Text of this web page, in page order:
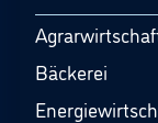
Bäckerei